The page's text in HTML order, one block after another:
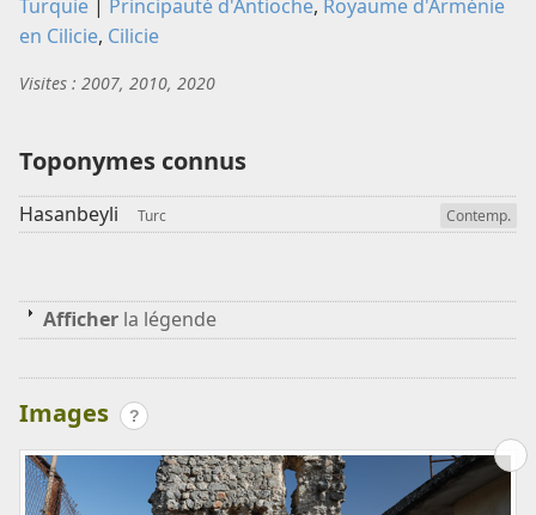
Turquie | Principauté d'Antioche, Royaume d'Arménie
en Cilicie, Cilicie
Visites : 2007, 2010, 2020
Toponymes connus
Hasanbeyli Turc Contemp.
Afficher la légende
Images ?